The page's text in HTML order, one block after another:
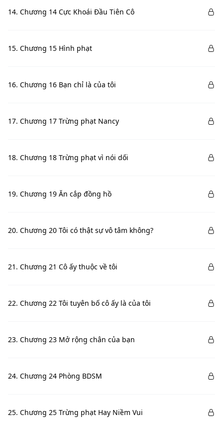
14. Chương 14 Cực Khoái Đầu Tiên Cô
15. Chương 15 Hình phạt
16. Chương 16 Bạn chỉ là của tôi
17. Chương 17 Trừng phạt Nancy
18. Chương 18 Trừng phạt vì nói dối
19. Chương 19 Ăn cắp đồng hồ
20. Chương 20 Tôi có thật sự vô tâm không?
21. Chương 21 Cô ấy thuộc về tôi
22. Chương 22 Tôi tuyên bố cô ấy là của tôi
23. Chương 23 Mở rộng chân của bạn
24. Chương 24 Phòng BDSM
25. Chương 25 Trừng phạt Hay Niềm Vui